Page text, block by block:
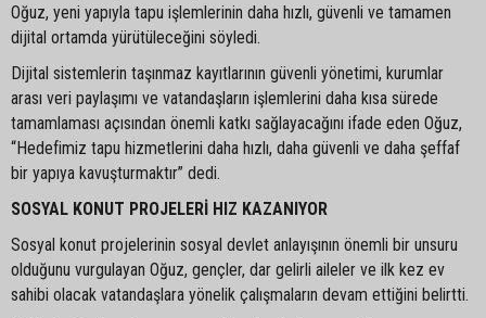
Oğuz, yeni yapıyla tapu işlemlerinin daha hızlı, güvenli ve tamamen
dijital ortamda yürütüleceğini söyledi.
Dijital sistemlerin taşınmaz kayıtlarının güvenli yönetimi, kurumlar
arası veri paylaşımı ve vatandaşların işlemlerini daha kısa sürede
tamamlaması açısından önemli katkı sağlayacağını ifade eden Oğuz,
“Hedefimiz tapu hizmetlerini daha hızlı, daha güvenli ve daha şeffaf
bir yapıya kavuşturmaktır” dedi.
SOSYAL KONUT PROJELERİ HIZ KAZANIYOR
Sosyal konut projelerinin sosyal devlet anlayışının önemli bir unsuru
olduğunu vurgulayan Oğuz, gençler, dar gelirli aileler ve ilk kez ev
sahibi olacak vatandaşlara yönelik çalışmaların devam ettiğini belirtti.